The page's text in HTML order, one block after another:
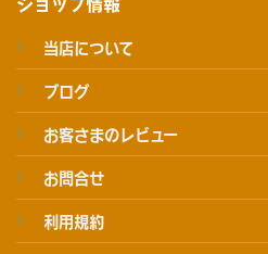
当店について
ブログ
お客さまのレビュー
お問合せ
利用規約